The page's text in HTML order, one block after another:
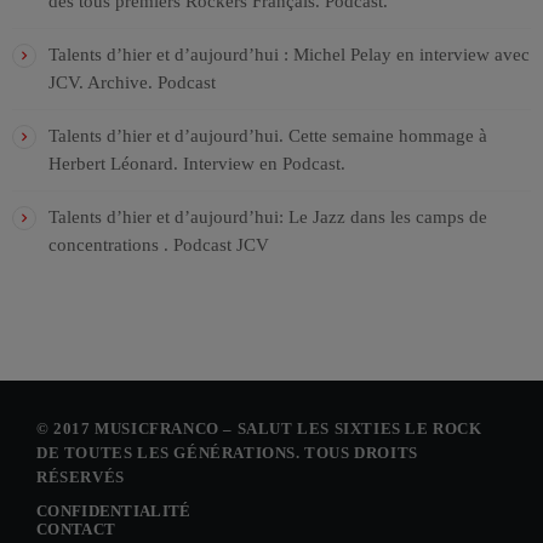
Talents d’hier et d’aujourd’hui : Michel Pelay en interview avec
JCV. Archive. Podcast
Talents d’hier et d’aujourd’hui. Cette semaine hommage à
Herbert Léonard. Interview en Podcast.
Talents d’hier et d’aujourd’hui: Le Jazz dans les camps de
concentrations . Podcast JCV
© 2017 MUSICFRANCO – SALUT LES SIXTIES LE ROCK
DE TOUTES LES GÉNÉRATIONS. TOUS DROITS
RÉSERVÉS
CONFIDENTIALITÉ
CONTACT